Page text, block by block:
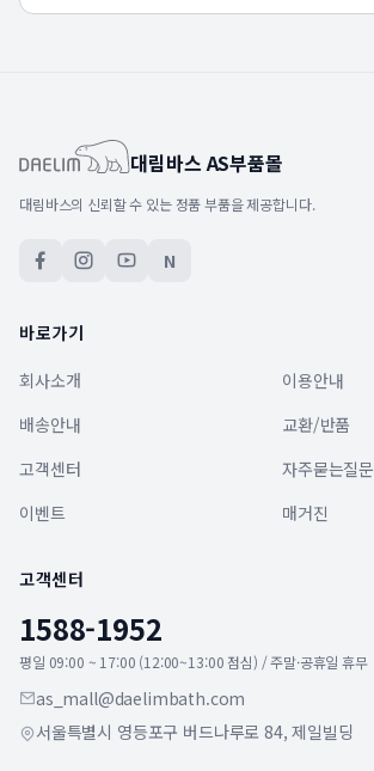
대림바스 AS부품몰
대림바스의 신뢰할 수 있는 정품 부품을 제공합니다.
N
바로가기
회사소개
이용안내
배송안내
교환/반품
고객센터
자주묻는질문
이벤트
매거진
고객센터
1588-1952
평일 09:00 ~ 17:00 (12:00~13:00 점심) / 주말·공휴일 휴무
as_mall@daelimbath.com
서울특별시 영등포구 버드나루로 84, 제일빌딩